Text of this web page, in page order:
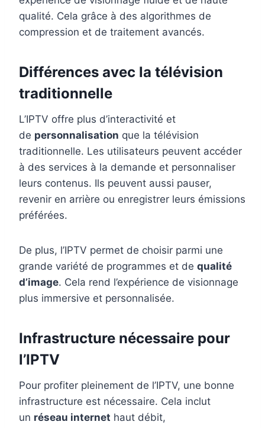
qualité. Cela grâce à des algorithmes de
compression et de traitement avancés.
Différences avec la télévision
traditionnelle
L’IPTV offre plus d’interactivité et
de personnalisation que la télévision
traditionnelle. Les utilisateurs peuvent accéder
à des services à la demande et personnaliser
leurs contenus. Ils peuvent aussi pauser,
revenir en arrière ou enregistrer leurs émissions
préférées.
De plus, l’IPTV permet de choisir parmi une
grande variété de programmes et de qualité
d’image. Cela rend l’expérience de visionnage
plus immersive et personnalisée.
Infrastructure nécessaire pour
l’IPTV
Pour profiter pleinement de l’IPTV, une bonne
infrastructure est nécessaire. Cela inclut
un réseau internet haut débit,